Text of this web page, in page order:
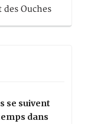
des Ouches
se suivent
dans